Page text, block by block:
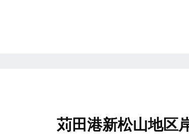
苅田港新松山地区